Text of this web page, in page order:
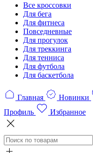
Все кроссовки
Для бега
Для фитнеса
Повседневные
Для прогулок
Для треккинга
Для тенниса
Для футбола
Для баскетбола
Главная Новинки
Профиль
Избранное